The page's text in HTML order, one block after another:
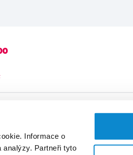
Informace o
Partneři tyto
profil
Užitečné
Kalendář